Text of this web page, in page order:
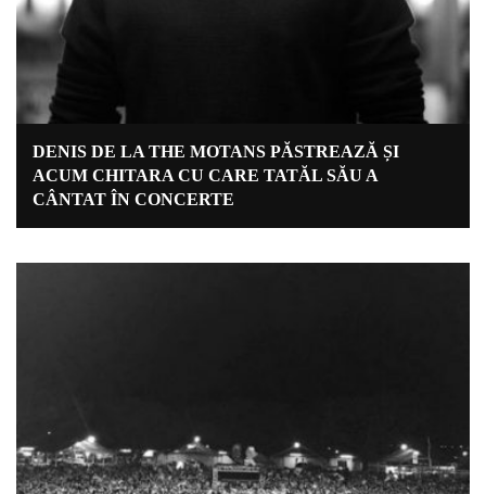
DENIS DE LA THE MOTANS PĂSTREAZĂ ȘI
ACUM CHITARA CU CARE TATĂL SĂU A
CÂNTAT ÎN CONCERTE